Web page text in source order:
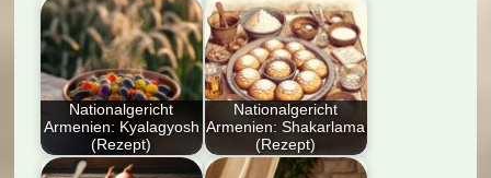
Nationalgericht
Armenien: Kyalagyosh
(Rezept)
Der Blogbeitrag
Nationalgericht
Armenien: Shakarlama
(Rezept)
Entdecken Sie das